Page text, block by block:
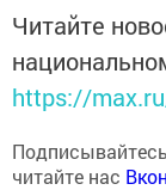
Читайте
https://
читайте нас